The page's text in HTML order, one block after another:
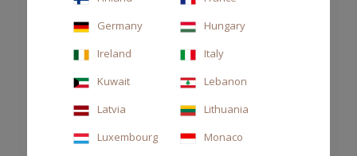
Germany
Hungary
Ireland
Italy
Kuwait
Lebanon
Latvia
Lithuania
Luxembourg
Monaco